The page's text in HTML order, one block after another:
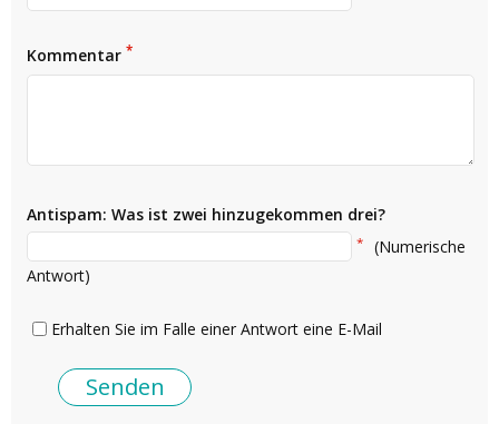
Kommentar *
Antispam: Was ist zwei hinzugekommen drei?
*
(Numerische
Antwort)
Erhalten Sie im Falle einer Antwort eine E-Mail